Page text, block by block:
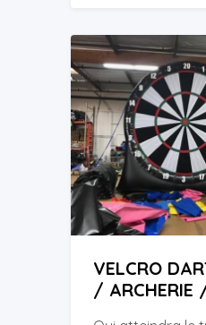
VELCRO
/ ARCHERIE